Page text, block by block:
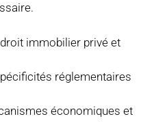
immobilier privé et
réglementaires
économiques et